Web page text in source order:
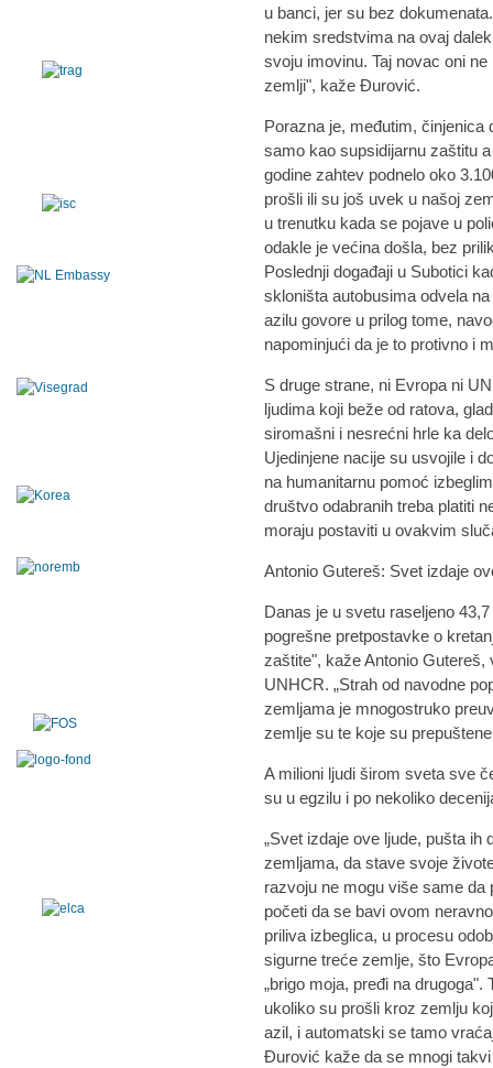
u banci, jer su bez
nekim sredstvima na ovaj
svoju imovinu. Taj novac oni
zemlji", kaže Đurović.
Porazna je, međutim, činjenica
samo kao supsidijarnu zaštitu
godine zahtev podnelo oko
prošli ili su još uvek u našoj
u trenutku kada se pojave u
odakle je većina došla, bez
Poslednji događaji u Subotici
skloništa autobusima odvela
azilu govore u prilog tome,
napominjući da je to protivno i
S druge strane, ni Evropa ni
ljudima koji beže od ratova,
siromašni i nesrećni hrle ka
Ujedinjene nacije su usvojile i
na humanitarnu pomoć
društvo odabranih treba platiti
moraju postaviti u ovakvim
Antonio Gutereš: Svet izdaje
Danas je u svetu raseljeno
pogrešne pretpostavke o
zaštite", kaže Antonio
UNHCR. „Strah od navodne
zemljama je mnogostruko
zemlje su te koje su
A milioni ljudi širom sveta sve
su u egzilu i po nekoliko
„Svet izdaje ove ljude, pušta ih
zemljama, da stave svoje
razvoju ne mogu više same da
početi da se bavi ovom
priliva izbeglica, u procesu
sigurne treće zemlje, što
„brigo moja, pređi na
ukoliko su prošli kroz zemlju
azil, i automatski se tamo
Đurović kaže da se mnogi